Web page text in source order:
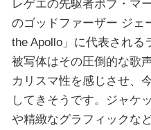
レゲエの先駆者ボブ・マ
のゴッドファーザー ジェ
the Apollo」に代表される
被写体はその圧倒的な歌
カリスマ性を感じさせ、
してきそうです。ジャケ
や精緻なグラフィックな